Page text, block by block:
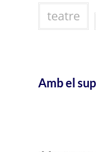
teatre
Amb el